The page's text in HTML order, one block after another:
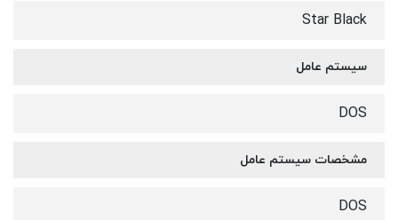
Star Black
سیستم عامل
DOS
مشخصات سیستم عامل
DOS